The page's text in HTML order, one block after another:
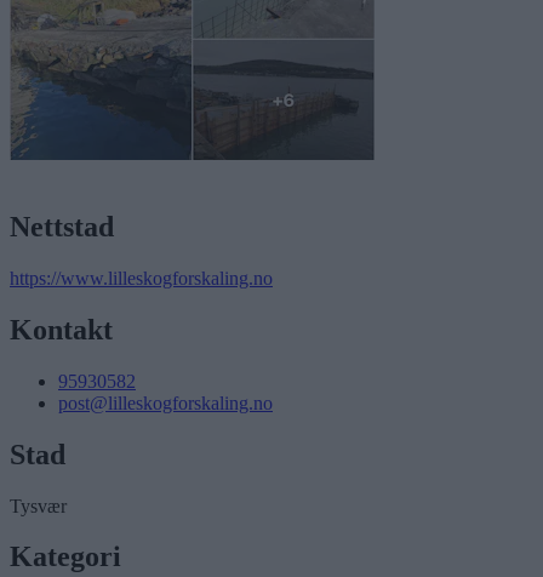
Nettstad
https://www.lilleskogforskaling.no
Kontakt
95930582
post@lilleskogforskaling.no
Stad
Tysvær
Kategori